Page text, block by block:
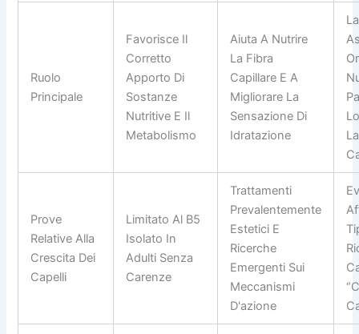
Ruolo
Principale
Favorisce Il
Corretto
Apporto Di
Sostanze
Nutritive E Il
Metabolismo
Aiuta A Nutrire
La Fibra
Capillare E A
Migliorare La
Sensazione Di
Idratazione
Prove
Relative Alla
Crescita Dei
Capelli
Limitato Al B5
Isolato In
Adulti Senza
Carenze
Trattamenti
Prevalentemente
Estetici E
Ricerche
Emergenti Sui
Meccanismi
D'azione